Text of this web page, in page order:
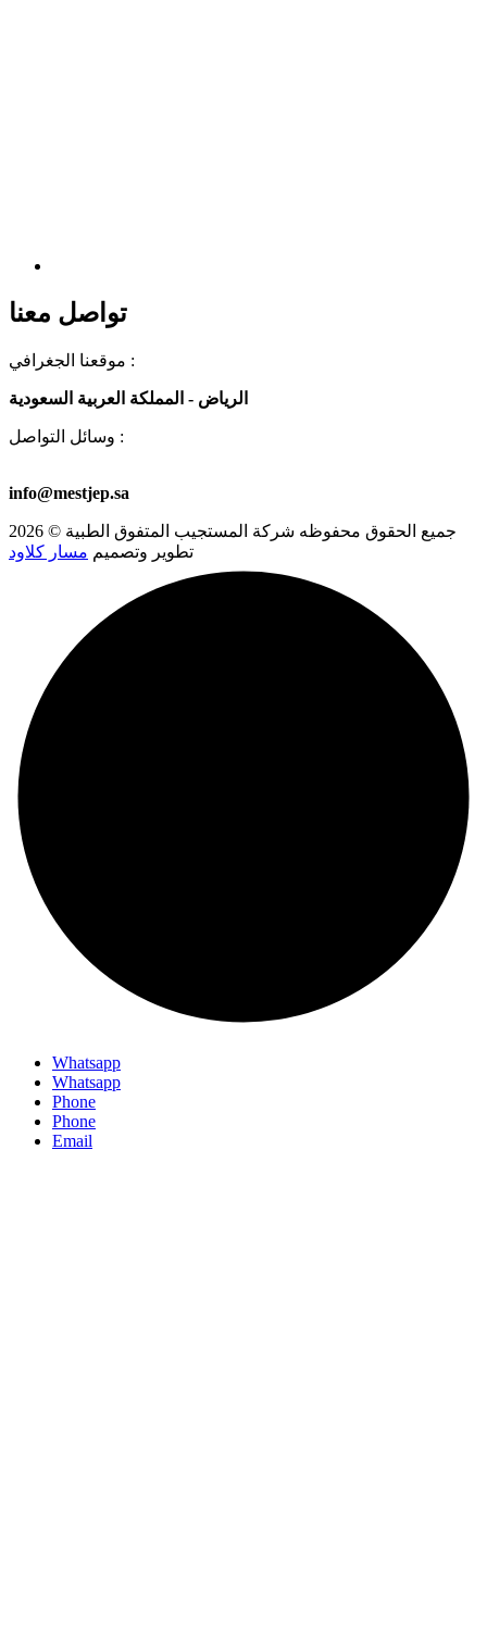
تواصل معنا
موقعنا الجغرافي :
الرياض - المملكة العربية السعودية
وسائل التواصل :
info@mestjep.sa
جميع الحقوق محفوظه شركة المستجيب المتفوق الطبية © 2026
تطوير وتصميم مسار كلاود
Whatsapp
Whatsapp
Phone
Phone
Email